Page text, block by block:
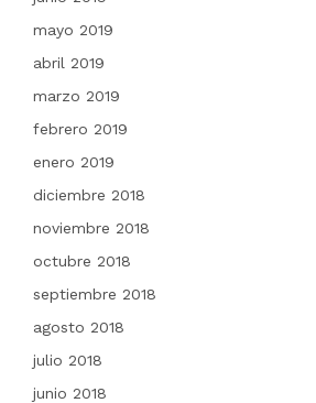
mayo 2019
abril 2019
marzo 2019
febrero 2019
enero 2019
diciembre 2018
noviembre 2018
octubre 2018
septiembre 2018
agosto 2018
julio 2018
junio 2018